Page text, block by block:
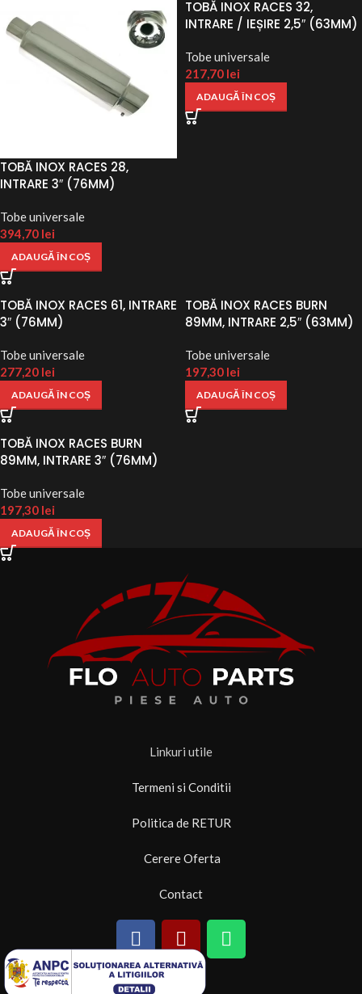
TOBĂ INOX RACES 28,
INTRARE 3″ (76MM)
Tobe universale
394,70 lei
ADAUGĂ ÎN COȘ
TOBĂ INOX RACES 32,
INTRARE / IEȘIRE 2,5″ (63MM)
Tobe universale
217,70 lei
ADAUGĂ ÎN COȘ
TOBĂ INOX RACES 61, INTRARE
3″ (76MM)
Tobe universale
277,20 lei
ADAUGĂ ÎN COȘ
TOBĂ INOX RACES BURN
89MM, INTRARE 2,5″ (63MM)
Tobe universale
197,30 lei
ADAUGĂ ÎN COȘ
TOBĂ INOX RACES BURN
89MM, INTRARE 3″ (76MM)
Tobe universale
197,30 lei
ADAUGĂ ÎN COȘ
Linkuri utile
Termeni si Conditii
Politica de RETUR
Cerere Oferta
Contact